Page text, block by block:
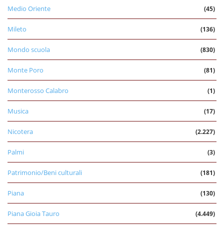
Medio Oriente (45)
Mileto (136)
Mondo scuola (830)
Monte Poro (81)
Monterosso Calabro (1)
Musica (17)
Nicotera (2.227)
Palmi (3)
Patrimonio/Beni culturali (181)
Piana (130)
Piana Gioia Tauro (4.449)